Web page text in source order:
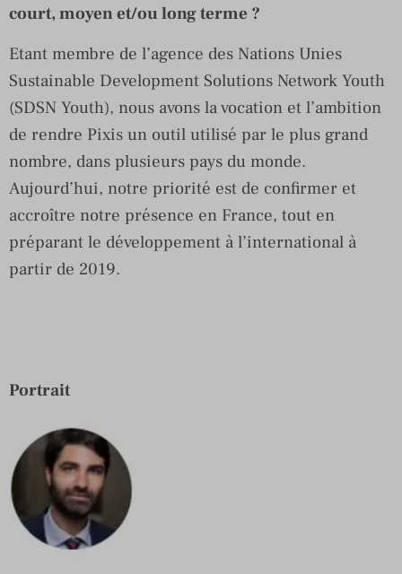
court, moyen et/ou long terme ?
Etant membre de l’agence des Nations Unies
Sustainable Development Solutions Network Youth
(SDSN Youth), nous avons la vocation et l’ambition
de rendre Pixis un outil utilisé par le plus grand
nombre, dans plusieurs pays du monde.
Aujourd’hui, notre priorité est de confirmer et
accroître notre présence en France, tout en
préparant le développement à l’international à
partir de 2019.
Portrait